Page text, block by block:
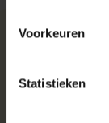
Voorkeuren
Statistieken
Met aandacht
direct van de